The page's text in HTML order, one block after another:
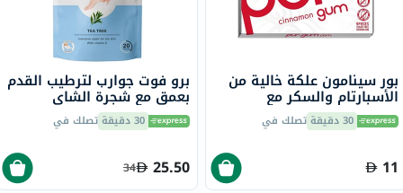
بور سينامون علكة خالية من
الأسبارتام والسكر مع
إكسيليتول،حزمه من 9
30 دقيقة تصلك في
11
برو فوت جوارب لترطيب القدم
بعمق مع شجرة الشاي
وفيتامين E لإصلاح البشرة
الجافة،حزمه من زوج واحد
30 دقيقة تصلك في
25.50
34